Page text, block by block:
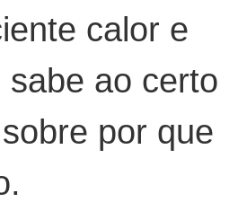
calor e
ao certo
por que